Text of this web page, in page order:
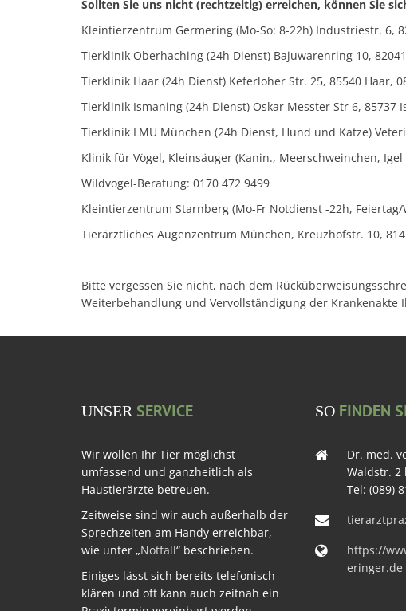
Sollten Sie uns nicht (rechtzeitig) erreichen, können Sie
Kleintierzentrum Germering (Mo-So: 8-22h) Industriestr. 6,
Tierklinik Oberhaching (24h Dienst) Bajuwarenring 10,
Tierklinik Haar (24h Dienst) Keferloher Str. 25, 85540 Haar,
Tierklinik Ismaning (24h Dienst) Oskar Messter Str 6, 85737
Tierklinik LMU München (24h Dienst, Hund und Katze)
Klinik für Vögel, Kleinsäuger (Kanin., Meerschweinchen,
Wildvogel-Beratung: 0170 472 9499
Kleintierzentrum Starnberg (Mo-Fr Notdienst -22h, Feiertag/
Tierärztliches Augenzentrum München, Kreuzhofstr. 10,
Bitte vergessen Sie nicht, nach dem
Weiterbehandlung und Vervollständigung der Krankenakte
UNSERSERVICE
Wir wollen Ihr Tier möglichst
umfassend und ganzheitlich als
Haustierärzte betreuen.
Zeitweise sind wir auch außerhalb der
Sprechzeiten am Handy erreichbar,
wie unter „Notfall“ beschrieben.
Einiges lässt sich bereits telefonisch
klären und oft kann auch zeitnah ein
SOFINDEN
Dr. med.
Waldstr. 2
Tel: (089)
https://
eringer.de